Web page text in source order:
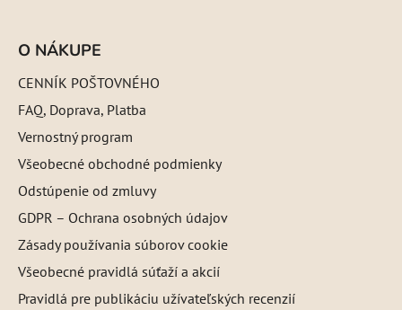
O NÁKUPE
CENNÍK POŠTOVNÉHO
FAQ, Doprava, Platba
Vernostný program
Všeobecné obchodné podmienky
Odstúpenie od zmluvy
GDPR – Ochrana osobných údajov
Zásady používania súborov cookie
Všeobecné pravidlá súťaží a akcií
Pravidlá pre publikáciu užívateľských recenzií